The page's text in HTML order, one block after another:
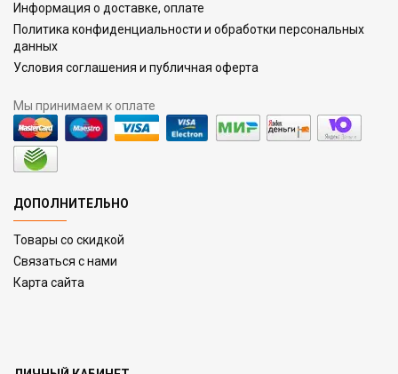
Информация о доставке, оплате
Политика конфиденциальности и обработки персональных
данных
Условия соглашения и публичная оферта
Мы принимаем к оплате
ДОПОЛНИТЕЛЬНО
Товары со скидкой
Связаться с нами
Карта сайта